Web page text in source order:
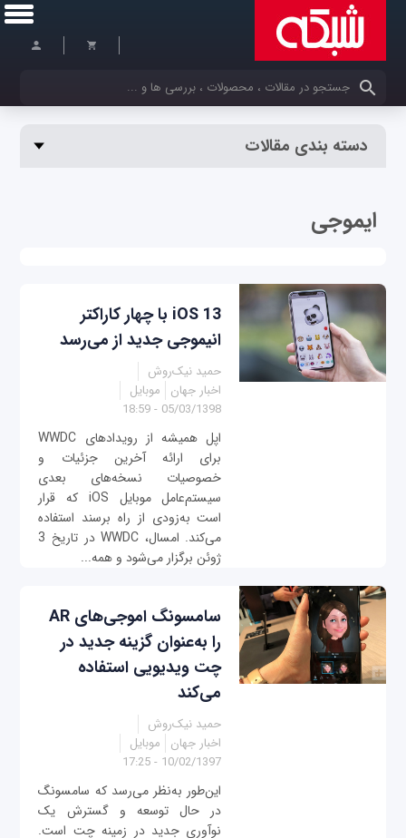
کلمات کلیدی خود را وارد کنید
دسته بندی مقالات
ایموجی
iOS 13 با چهار کاراکتر
انیموجی جدید از می‌رسد
حمید نیک‌روش
اخبار جهان
موبایل
05/03/1398 - 18:59
اپل همیشه از رویدادهای WWDC
برای ارائه آخرین جزئیات و
خصوصیات نسخه‌های بعدی
سیستم‌عامل موبایل iOS که قرار
است به‌زودی از راه برسند استفاده
می‌کند. امسال، WWDC در تاریخ 3
ژوئن برگزار می‌شود و همه...
سامسونگ اموجی‌های AR
را به‌عنوان گزینه جدید در
چت ویدیویی استفاده
می‌کند
حمید نیک‌روش
اخبار جهان
موبایل
10/02/1397 - 17:25
این‌طور به‌نظر می‌رسد که سامسونگ
در حال توسعه و گسترش یک
نوآوری جدید در زمینه چت است.